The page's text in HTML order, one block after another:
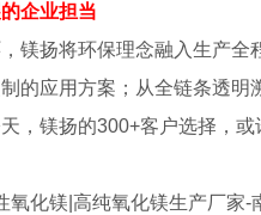
企业担当
镁扬将环保理念融入生产全
的应用方案；从全链条透
，镁扬的300+客户选择，或
氧化镁|高纯氧化镁生产厂家-